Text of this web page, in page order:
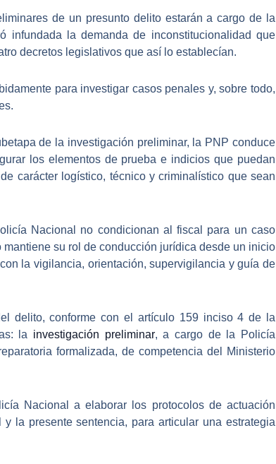
de un presunto delito estarán a cargo de la
infundada la demanda de inconstitucionalidad que
decretos legislativos que así lo establecían.
para investigar casos penales y, sobre todo,
de la investigación preliminar, la PNP conduce
los elementos de prueba e indicios que puedan
carácter logístico, técnico y criminalístico que sean
Nacional no condicionan al fiscal para un caso
su rol de conducción jurídica desde un inicio
la vigilancia, orientación, supervigilancia y guía de
delito, conforme con el artículo 159 inciso 4 de la
la investigación preliminar, a cargo de la Policía
formalizada, de competencia del Ministerio
Nacional
a elaborar los protocolos de actuación
la presente sentencia, para articular una estrategia